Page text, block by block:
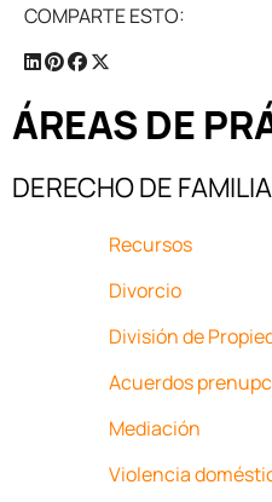
COMPARTE ESTO:
ÁREAS DE
DERECHO DE FAMILIA
Recursos
Divorcio
División de
Acuerdos
Mediación
Violencia